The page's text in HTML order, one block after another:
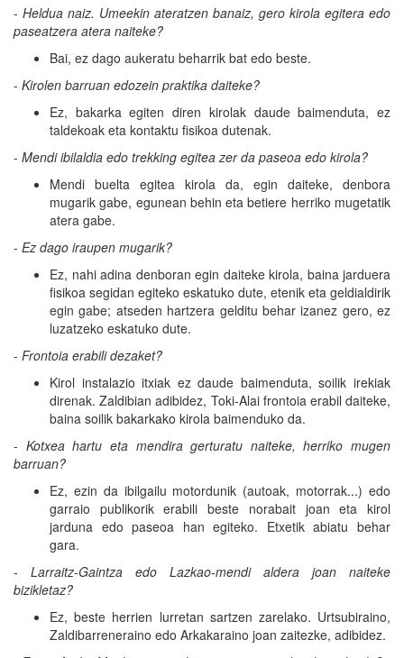
- Heldua naiz. Umeekin ateratzen banaiz, gero kirola egitera edo
paseatzera atera naiteke?
Bai, ez dago aukeratu beharrik bat edo beste.
- Kirolen barruan edozein praktika daiteke?
Ez, bakarka egiten diren kirolak daude baimenduta, ez
taldekoak eta kontaktu fisikoa dutenak.
- Mendi ibilaldia edo trekking egitea zer da paseoa edo kirola?
Mendi buelta egitea kirola da, egin daiteke, denbora
mugarik gabe, egunean behin eta betiere herriko mugetatik
atera gabe.
- Ez dago iraupen mugarik?
Ez, nahi adina denboran egin daiteke kirola, baina jarduera
fisikoa segidan egiteko eskatuko dute, etenik eta geldialdirik
egin gabe; atseden hartzera gelditu behar izanez gero, ez
luzatzeko eskatuko dute.
- Frontoia erabili dezaket?
Kirol instalazio itxiak ez daude baimenduta, soilik irekiak
direnak. Zaldibian adibidez, Toki-Alai frontoia erabil daiteke,
baina soilik bakarkako kirola baimenduko da.
- Kotxea hartu eta mendira gerturatu naiteke, herriko mugen
barruan?
Ez, ezin da ibilgailu motordunik (autoak, motorrak...) edo
garraio publikorik erabili beste norabait joan eta kirol
jarduna edo paseoa han egiteko. Etxetik abiatu behar
gara.
- Larraitz-Gaintza edo Lazkao-mendi aldera joan naiteke
bizikletaz?
Ez, beste herrien lurretan sartzen zarelako. Urtsubiraino,
Zaldibarreneraino edo Arkakaraino joan zaitezke, adibidez.